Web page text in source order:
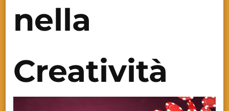
nella
Creatività